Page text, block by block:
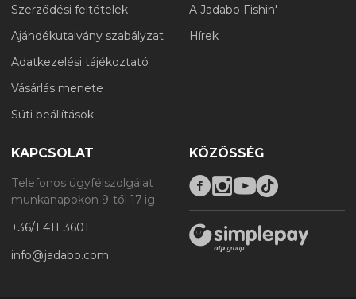
Szerződési feltételek
Ajándékutalvány szabályzat
Adatkezelési tájékoztató
Vásárlás menete
Süti beállítások
A Jadabo Fishin'
Hírek
KAPCSOLAT
Telefonos ügyfélszolgálat
munkanapokon 9-től 17-ig
+36/1 411 3601
info@jadabo.com
KÖZÖSSÉG